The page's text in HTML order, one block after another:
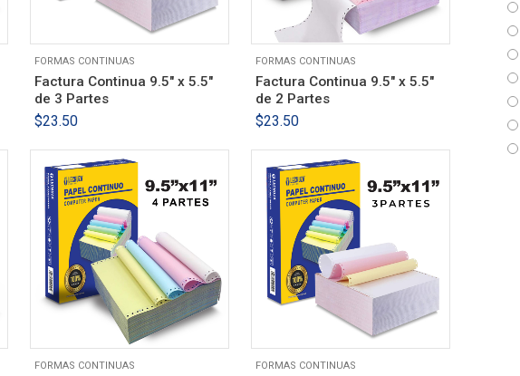
FORMAS CONTINUAS
Factura Continua 9.5″ x 5.5″
de 3 Partes
$23.50
FORMAS CONTINUAS
Factura Continua 9.5″ x 5.5″
de 2 Partes
$23.50
FORMAS CONTINUAS FORMAS CONTINUAS